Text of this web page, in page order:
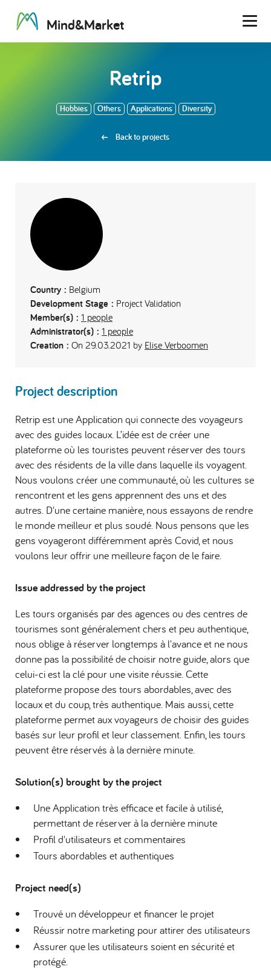
Mind&Market
Retrip
Hobbies Others Applications Diversity
Back to projects
Country : Belgium
Development Stage : Project Validation
Member(s) : 1 people
Administrator(s) : 1 people
Creation : On 29.03.2021 by Elise Verboomen
Project description
Retrip est une Application qui connecte des voyageurs
avec des guides locaux. L’idée est de créer une
plateforme où les touristes peuvent réserver des tours
avec des résidents de la ville dans laquelle ils voyagent.
Nous voulons créer une communauté, où les cultures se
rencontrent et les gens apprennent des uns et des
autres. D'une certaine manière, nous essayons de rendre
le monde meilleur et plus soudé. Nous pensons que les
gens voyageront différemment après Covid, et nous
voulons leur offrir une meilleure façon de le faire.
Issue addressed by the project
Les tours organisés par des agences ou des centres de
tourismes sont généralement chers et peu authentique,
nous oblige à réserver longtemps à l'avance et ne nous
donne pas la possibilité de choisir notre guide, alors que
celui-ci est la clé pour une visite réussie. Cette
plateforme propose des tours abordables, avec des
locaux et du coup, très authentique. Mais aussi, cette
plateforme permet aux voyageurs de choisir des guides
basés sur leur profil et leur classement. Enfin, les tours
peuvent être réservés à la dernière minute.
Solution(s) brought by the project
Une Application très efficace et facile à utilisé,
permettant de réserver à la dernière minute
Profil d'utilisateurs et commentaires
Tours abordables et authentiques
Project need(s)
Trouvé un développeur et financer le projet
Réussir notre marketing pour attirer des utilisateurs
Assurer que les utilisateurs soient en sécurité et
protégé.